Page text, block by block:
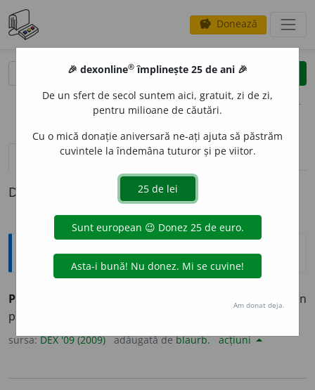
savings Donează
clear
opțiuni
definiții (1) pronunțievolume_up (2)
Definiția cu ID-ul 877867:
Explicative DEX
PREVEST
semn
prevestitor. –
sursa:DEX '09 (2009) adăugată deblaurb. acțiuni
🎉 dexonline® împlinește 25 de ani 🎉
De un sfert de secol suntem aici, gratuit, zi de zi,
pentru milioane de căutări.
Cu o mică donație aniversară ne-ați ajuta să păstrăm
cuvintele la îndemâna tuturor și pe viitor.
Am donat deja.